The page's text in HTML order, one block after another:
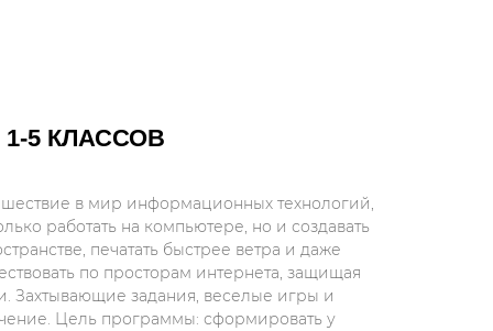
5 КЛАССОВ
в мир информационных технологий,
работать на компьютере, но и создавать
печатать быстрее ветра и даже
по просторам интернета, защищая
Захтывающие задания, веселые игры и
Цель программы: сформировать у